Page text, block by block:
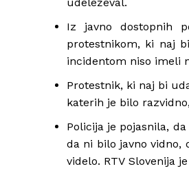
Iz javno dostopnih
protestnikom, ki naj
incidentom niso imeli
Protestnik, ki naj bi
katerih je bilo
Policija je pojasnila,
da ni bilo javno
videlo. RTV Slovenija